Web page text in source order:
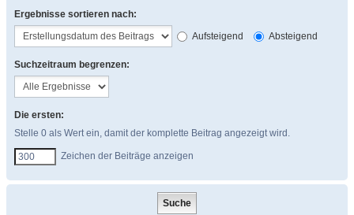
Ergebnisse sortieren nach:
Aufsteigend
Absteigend
Suchzeitraum begrenzen:
Die ersten:
Stelle 0 als Wert ein, damit der komplette Beitrag angezeigt wird.
Zeichen der Beiträge anzeigen